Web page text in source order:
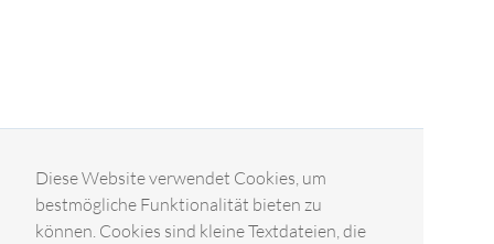
Diese Website verwendet Cookies, um
bestmögliche Funktionalität bieten zu
können. Cookies sind kleine Textdateien, die